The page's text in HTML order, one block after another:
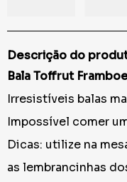
Descrição do
Bala Toffrut
Irresistíveis balas
Impossível comer
Dicas: utilize na
as lembrancinhas